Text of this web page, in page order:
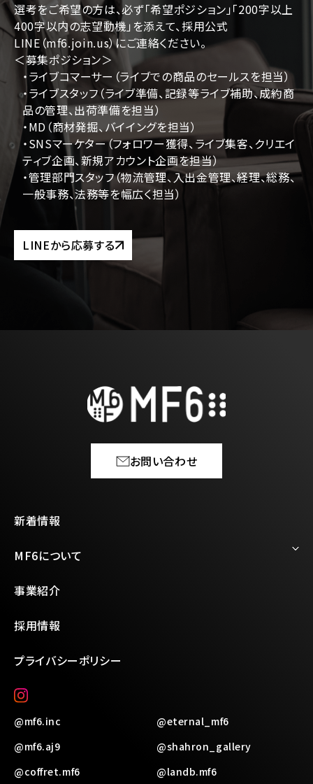
選考をご希望の方は、必ず「希望ポジション」「200字以上
400字以内の志望動機」を添えて、採用公式
LINE（mf6.join.us）にご連絡ください。
＜募集ポジション＞
・ライブコマーサー（ライブでの商品のセールスを担当）
・ライブスタッフ（ライブ準備、記録等ライブ補助、成約商
品の管理、出荷準備を担当）
・MD（商材発掘、バイイングを担当）
・SNSマーケター（フォロワー獲得、ライブ集客、クリエイ
ティブ企画、新規アカウント企画を担当）
・管理部門スタッフ（物流管理、入出金管理、経理、総務、
一般事務、法務等を幅広く担当）
LINEから応募する
お問い合わせ
新着情報
MF6について
私たちの強み
事業紹介
採用情報
プライバシーポリシー
@mf6.inc
@eternal_mf6
@mf6.aj9
@shahron_gallery
@coffret.mf6
@landb.mf6